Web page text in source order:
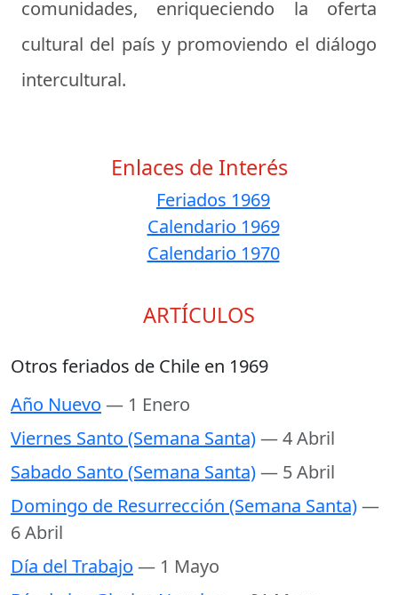
comunidades, enriqueciendo la oferta
cultural del país y promoviendo el diálogo
intercultural.
Enlaces de Interés
Feriados 1969
Calendario 1969
Calendario 1970
ARTÍCULOS
Otros feriados de Chile en 1969
Año Nuevo — 1 Enero
Viernes Santo (Semana Santa)— 4 Abril
Sabado Santo (Semana Santa)— 5 Abril
Domingo de Resurrección (Semana Santa)—
6 Abril
Día del Trabajo — 1 Mayo